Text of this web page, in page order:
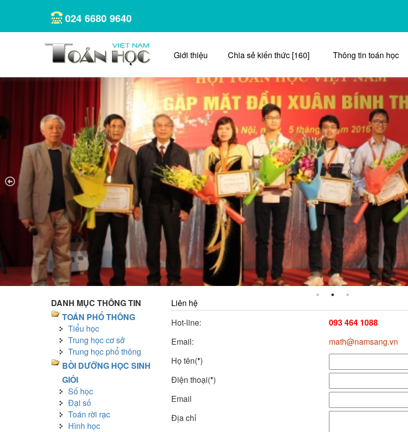
024 6680 9640
Giới thiệu Chia sẻ kiến thức [160] Thông tin toán học
DANH MỤC THÔNG TIN
TOÁN PHỔ THÔNG
Tiểu học
Trung học cơ sở
Trung học phổ thông
BỒI DƯỠNG HỌC SINH
GIỎI
Số học
Đại số
Toán rời rạc
Hình học
Liên hệ
Hot-line:
093 464 1088
Email:
math@namsang.vn
Họ tên(*)
Điện thoại(*)
Email
Địa chỉ